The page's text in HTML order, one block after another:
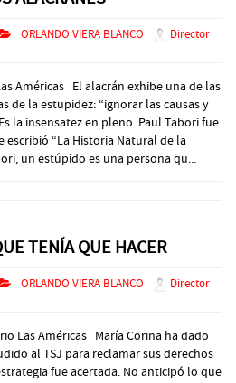
ORLANDO VIERA BLANCO
Director
Américas El alacrán exhibe una de las
de la estupidez: “ignorar las causas y
la insensatez en pleno. Paul Tabori fue
“La Historia Natural de la
un estúpido es una persona qu...
TENÍA QUE HACER
ORLANDO VIERA BLANCO
Director
Las Américas María Corina ha dado
al TSJ para reclamar sus derechos
fue acertada. No anticipó lo que